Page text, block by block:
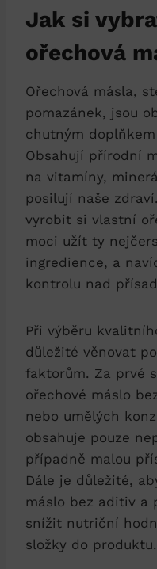
Jak si
ořechová
Ořechová másla,
pomazánek, jsou
chutným
Obsahují přírodní
na vitamíny,
posilují naše
vyrobit si vlastní
moci užít ty
ingredience, a
kontrolu nad
Při výběru
důležité věnovat
faktorům. Za prvé
ořechové máslo
nebo umělých
obsahuje pouze
případně malou
Dále je důležité,
máslo bez aditiv a
snížit nutriční
složky do produktu.